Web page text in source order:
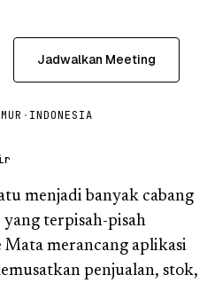
Jadwalkan Meeting
· INDONESIA
menjadi banyak cabang
terpisah-pisah
merancang aplikasi
penjualan, stok,